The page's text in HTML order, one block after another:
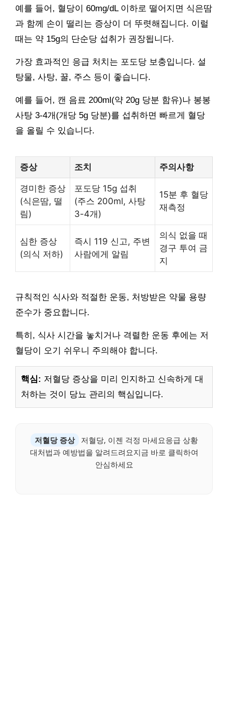
예를 들어, 혈당이 60mg/dL 이하로 떨어지면 식은땀
과 함께 손이 떨리는 증상이 더 뚜렷해집니다. 이럴
때는 약 15g의 단순당 섭취가 권장됩니다.
가장 효과적인 응급 처치는 포도당 보충입니다. 설
탕물, 사탕, 꿀, 주스 등이 좋습니다.
예를 들어, 캔 음료 200ml(약 20g 당분 함유)나 봉봉
사탕 3-4개(개당 5g 당분)를 섭취하면 빠르게 혈당
을 올릴 수 있습니다.
증상 조치 주의사항
경미한 증상
(식은땀, 떨
림)
포도당 15g 섭취
(주스 200ml, 사탕
3-4개)
15분 후 혈당
재측정
심한 증상
(의식 저하)
즉시 119 신고, 주변
사람에게 알림
의식 없을 때
경구 투여 금
지
규칙적인 식사와 적절한 운동, 처방받은 약물 용량
준수가 중요합니다.
특히, 식사 시간을 놓치거나 격렬한 운동 후에는 저
혈당이 오기 쉬우니 주의해야 합니다.
핵심: 저혈당 증상을 미리 인지하고 신속하게 대
처하는 것이 당뇨 관리의 핵심입니다.
저혈당 증상
저혈당, 이젠 걱정 마세요응급 상황
대처법과 예방법을 알려드려요지금 바로 클릭하여
안심하세요